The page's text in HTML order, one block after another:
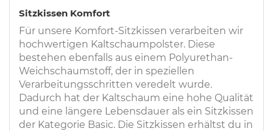
Sitzkissen Komfort
Für unsere Komfort-Sitzkissen verarbeiten wir
hochwertigen Kaltschaumpolster. Diese
bestehen ebenfalls aus einem Polyurethan-
Weichschaumstoff, der in speziellen
Verarbeitungsschritten veredelt wurde.
Dadurch hat der Kaltschaum eine hohe Qualität
und eine längere Lebensdauer als ein Sitzkissen
der Kategorie Basic. Die Sitzkissen erhältst du in